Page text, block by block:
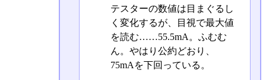
テスターの数値は目まぐるし
く変化するが、目視で最大値
を読む……55.5mA。ふむむ
ん。やはり公約どおり、
75mAを下回っている。